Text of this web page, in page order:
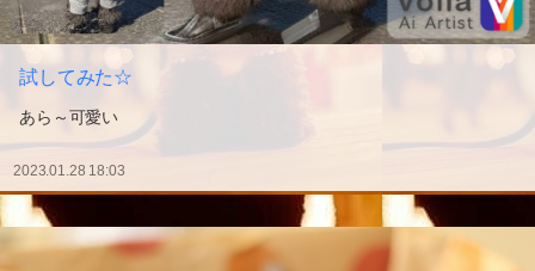
試してみた☆
あら～可愛い
2023.01.28 18:03